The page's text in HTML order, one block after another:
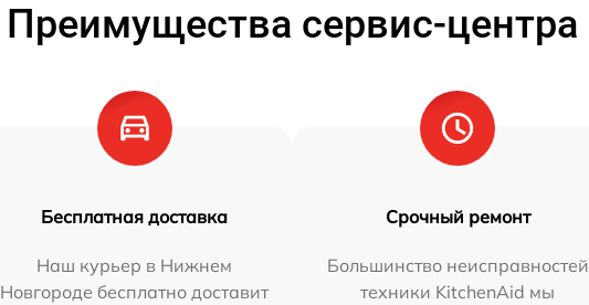
Преимущества сервис-центра
Бесплатная доставка
Наш курьер в Нижнем
Новгороде бесплатно доставит
Срочный ремонт
Большинство неисправностей
техники KitchenAid мы